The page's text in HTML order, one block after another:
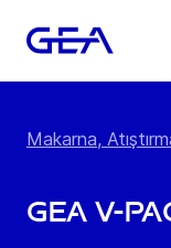
Makarna,
GEA V-